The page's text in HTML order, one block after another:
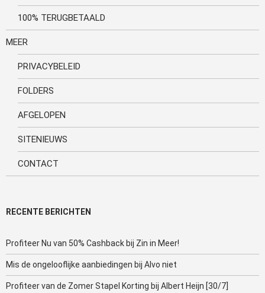
100% TERUGBETAALD
MEER
PRIVACYBELEID
FOLDERS
AFGELOPEN
SITENIEUWS
CONTACT
RECENTE BERICHTEN
Profiteer Nu van 50% Cashback bij Zin in Meer!
Mis de ongelooflijke aanbiedingen bij Alvo niet
Profiteer van de Zomer Stapel Korting bij Albert Heijn [30/7]